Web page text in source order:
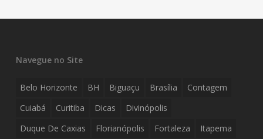
Navegue no Site
Belo Horizonte BH Biguaçu Brasília
Contagem
Cuiabá
Curitiba Dicas
Divinópolis
Duque De Caxias
Florianópolis Fortaleza
Itapema